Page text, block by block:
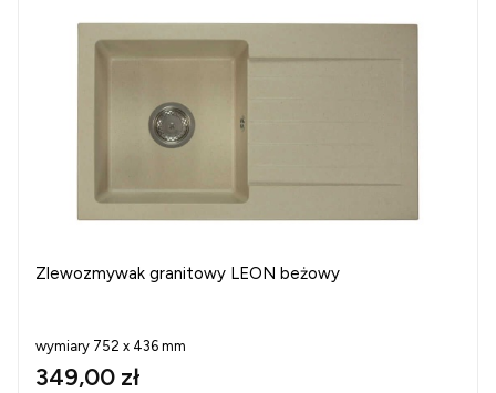
Zlewozmywak granitowy LEON beżowy
wymiary 752 x 436 mm
349,00 zł